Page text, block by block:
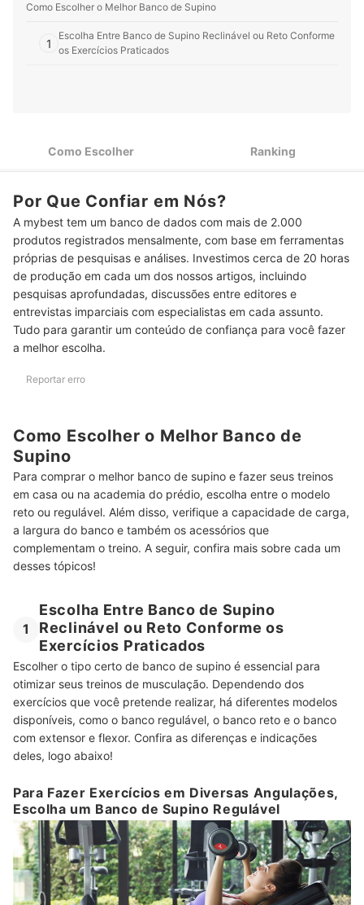
Como Escolher o Melhor Banco de Supino
1
Escolha Entre Banco de Supino Reclinável ou Reto Conforme
os Exercícios Praticados
Perguntas Frequentes sobre Bancos de Supino e de Musculação
Quais Músculos Posso Trabalhar com um Banco de Supino?
Qual é o Melhor Tipo de Banco de Supino para um Atleta iniciante?
Reto ou Regulável?
Quais Tipos de Aquecimentos Devem Ser Feitos Antes de Iniciar o
Treino no Banco de Supino?
Quais são as Medidas de um Banco de Supino?
Veja Também os Melhores Halteres e Anilhas
Como Escolher Ranking
Por Que Confiar em Nós?
A mybest tem um banco de dados com mais de 2.000
produtos registrados mensalmente, com base em ferramentas
próprias de pesquisas e análises. Investimos cerca de 20 horas
de produção em cada um dos nossos artigos, incluindo
pesquisas aprofundadas, discussões entre editores e
entrevistas imparciais com especialistas em cada assunto.
Tudo para garantir um conteúdo de confiança para você fazer
a melhor escolha.
Reportar erro
Como Escolher o Melhor Banco de
Supino
Para comprar o melhor banco de supino e fazer seus treinos
em casa ou na academia do prédio, escolha entre o modelo
reto ou regulável. Além disso, verifique a capacidade de carga,
a largura do banco e também os acessórios que
complementam o treino. A seguir, confira mais sobre cada um
desses tópicos!
1
Escolha Entre Banco de Supino
Reclinável ou Reto Conforme os
Exercícios Praticados
Escolher o tipo certo de banco de supino é essencial para
otimizar seus treinos de musculação. Dependendo dos
exercícios que você pretende realizar, há diferentes modelos
disponíveis, como o banco regulável, o banco reto e o banco
com extensor e flexor. Confira as diferenças e indicações
deles, logo abaixo!
Para Fazer Exercícios em Diversas Angulações,
Escolha um Banco de Supino Regulável